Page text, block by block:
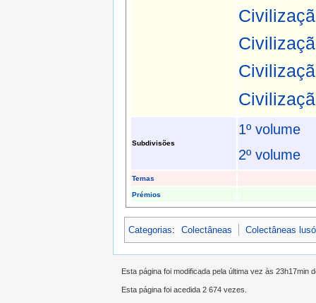
Subdivisões
1º volume
2º volume
Temas
Prémios
Categorias: Colectâneas Colectâneas
Esta página foi modificada pela última vez às 23h17min
Esta página foi acedida 2 674 vezes.